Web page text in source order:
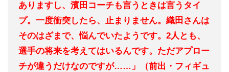
ありますし、濱田コーチも言うときは言うタイ
プ。一度衝突したら、止まりません。織田さんは
そのはざまで、悩んでいたようです。2人とも、
選手の将来を考えてはいるんです。ただアプロー
チが違うだけなのですが……」（前出・フィギュ